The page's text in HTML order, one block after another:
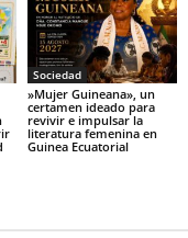
Sociedad
‎»Mujer Guineana», un
certamen ideado para
revivir e impulsar la
literatura femenina en
Guinea Ecuatorial‎